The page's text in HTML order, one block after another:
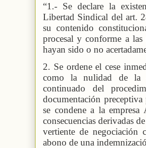
“1.- Se declare la
Libertad Sindical del art.
su contenido
procesal y conforme a
hayan sido o no
2. Se ordene el cese
como la nulidad de la
continuado del
documentación
se condene a la
consecuencias derivadas
vertiente de negociación
abono de una